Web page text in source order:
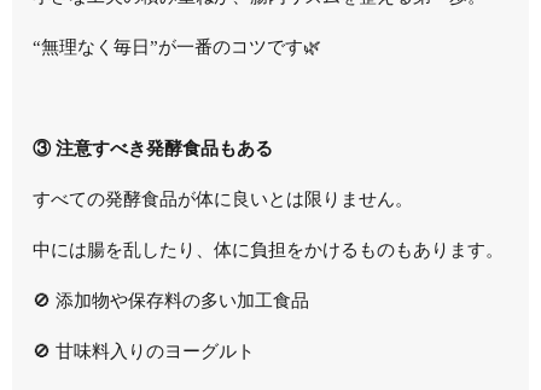
“無理なく毎日”が一番のコツです🌿
③ 注意すべき発酵食品もある
すべての発酵食品が体に良いとは限りません。
中には腸を乱したり、体に負担をかけるものもあります。
🚫 添加物や保存料の多い加工食品
🚫 甘味料入りのヨーグルト